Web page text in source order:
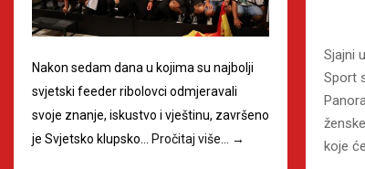
Sjajni
Sport
koje
Nakon sedam dana u kojima su najbolji
svjetski feeder ribolovci odmjeravali
svoje znanje, iskustvo i vještinu, završeno
je Svjetsko klupsko…
Pročitaj više… →